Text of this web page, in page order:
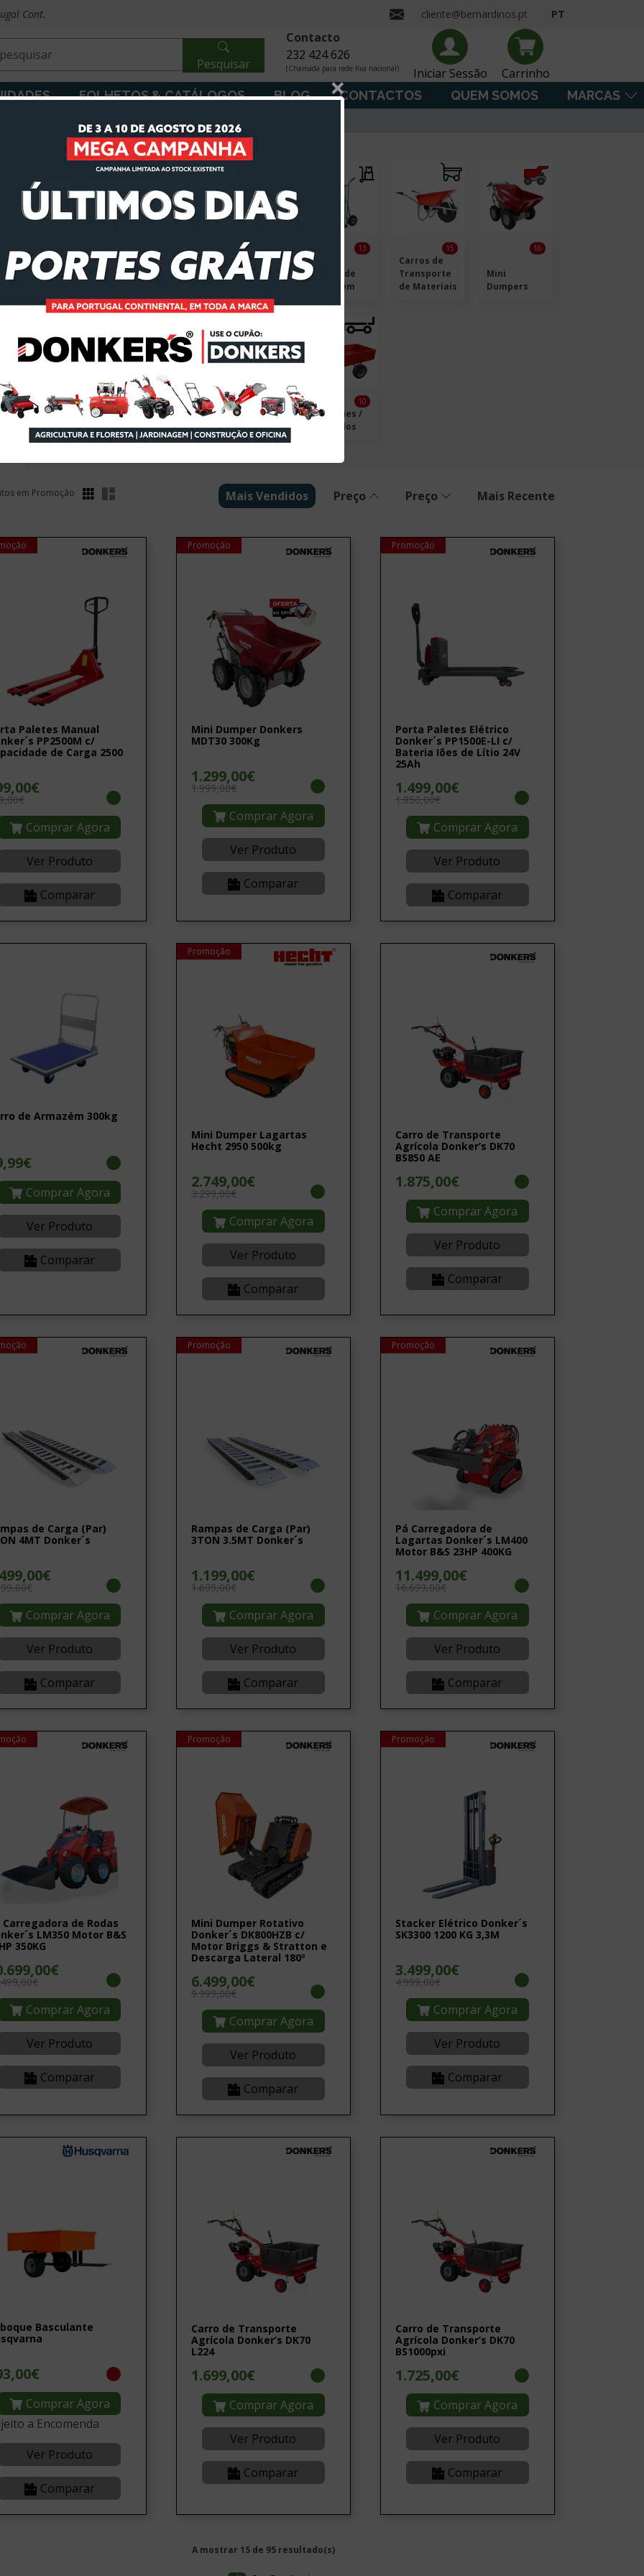
Cont. cliente@bernardinos.pt PT
Pesquisar
Contacto
232 424 626
(Chamada para rede fixa nacional) Iniciar Sessão Carrinho
FOLHETOS & CATÁLOGOS BLOG CONTACTOS QUEM SOMOS MARCAS
2 2
Carros de
Armazém
13
Carros de
Transporte
de Materiais
15
Mini
Dumpers
16
Pás
Carregadoras
10
Porta
Paletes
9
Rampas
10
Reboques /
Atrelados
10
em Promoção Mais Vendidos Preço Preço Mais Recente
Paletes Manual
PP2500M c/
de Carga 2500
Comprar Agora
Ver Produto
Comparar
Promoção
Mini Dumper Donkers
MDT30 300Kg
1.299,00€
1.999,00€
Comprar Agora
Ver Produto
Comparar
Promoção
Porta Paletes Elétrico
Donker´s PP1500E-LI c/
Bateria Iões de Lítio 24V
25Ah
1.499,00€
1.850,00€
Comprar Agora
Ver Produto
Comparar
de Armazém 300kg
Comprar Agora
Ver Produto
Comparar
Promoção
Mini Dumper Lagartas
Hecht 2950 500kg
2.749,00€
3.299,00€
Comprar Agora
Ver Produto
Comparar
Carro de Transporte
Agrícola Donker’s DK70
BS850 AE
1.875,00€
Comprar Agora
Ver Produto
Comparar
de Carga (Par)
4MT Donker´s
Comprar Agora
Ver Produto
Comparar
Promoção
Rampas de Carga (Par)
3TON 3.5MT Donker´s
1.199,00€
1.699,00€
Comprar Agora
Ver Produto
Comparar
Promoção
Pá Carregadora de
Lagartas Donker´s LM400
Motor B&S 23HP 400KG
11.499,00€
16.699,00€
Comprar Agora
Ver Produto
Comparar
Carregadora de Rodas
LM350 Motor B&S
350KG
Comprar Agora
Ver Produto
Comparar
Promoção
Mini Dumper Rotativo
Donker´s DK800HZB c/
Motor Briggs & Stratton e
Descarga Lateral 180º
6.499,00€
9.999,00€
Comprar Agora
Ver Produto
Comparar
Promoção
Stacker Elétrico Donker´s
SK3300 1200 KG 3,3M
3.499,00€
4.999,00€
Comprar Agora
Ver Produto
Comparar
Basculante
Comprar Agora
a Encomenda
Ver Produto
Comparar
Carro de Transporte
Agrícola Donker’s DK70
L224
1.699,00€
Comprar Agora
Ver Produto
Comparar
Carro de Transporte
Agrícola Donker’s DK70
BS1000pxi
1.725,00€
Comprar Agora
Ver Produto
Comparar
A mostrar 15 de 95 resultado(s)
×